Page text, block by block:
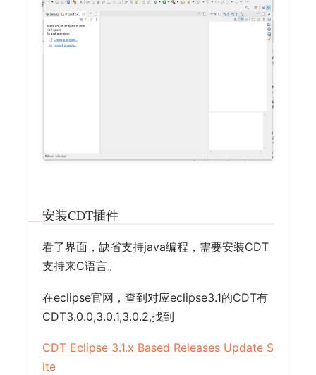
安装CDT插件
看了界面，缺省支持java编程，需要安装CDT
支持来C语言。
在eclipse官网，查到对应eclipse3.1的CDT有
CDT3.0.0,3.0.1,3.0.2,找到
CDT Eclipse 3.1.x Based Releases Update S
ite